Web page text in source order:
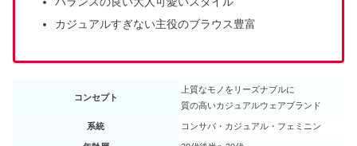
カジュアルすぎない主役のブラウス豊富
コンセプト
上質なモノをリーズナブルに
質の高いカジュアルウェアブランド
系統 コンサバ・カジュアル・フェミニン